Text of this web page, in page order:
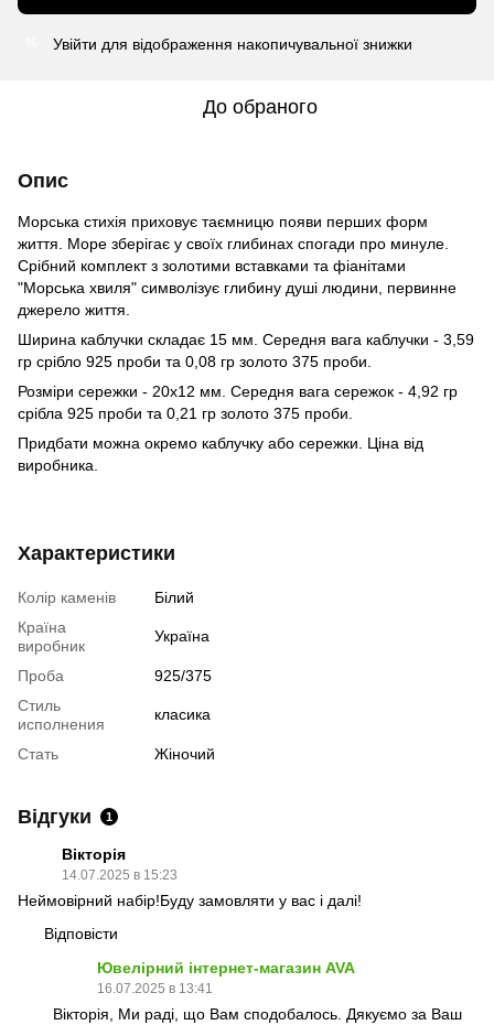
Увійти для відображення накопичувальної знижки
До обраного
Опис
Морська стихія приховує таємницю появи перших форм
життя. Море зберігає у своїх глибинах спогади про минуле.
Срібний комплект з золотими вставками та фіанітами
"Морська хвиля" символізує глибину душі людини, первинне
джерело життя.
Ширина каблучки складає 15 мм. Середня вага каблучки - 3,59
гр срібло 925 проби та 0,08 гр золото 375 проби.
Розміри сережки - 20х12 мм. Середня вага сережок - 4,92 гр
срібла 925 проби та 0,21 гр золото 375 проби.
Придбати можна окремо каблучку або сережки. Ціна від
виробника.
Характеристики
Колір каменів
Білий
Країна
виробник
Україна
Проба
925/375
Стиль
исполнения
класика
Стать Жіночий
Відгуки 1
Вікторія
14.07.2025 в 15:23
Неймовірний набір!Буду замовляти у вас і далі!
Відповісти
Ювелірний інтернет-магазин AVA
16.07.2025 в 13:41
Вікторія, Ми раді, що Вам сподобалось. Дякуємо за Ваш